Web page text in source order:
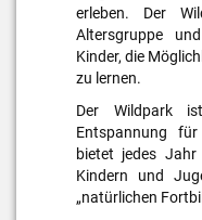
erleben. Der
Altersgruppe
Kinder, die
zu lernen.
Der Wildpark
Entspannung für
bietet jedes Jahr
Kindern und
„natürlichen